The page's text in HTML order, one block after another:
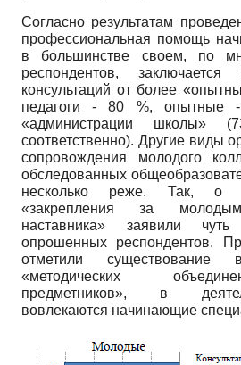
Согласно результатам
профессиональная помощь
в большинстве своем, по
респондентов,
консультаций от более
педагоги - 80 %,
«администрации
соответственно). Другие виды
сопровождения молодого
обследованных
несколько реже. Так, о
«закрепления за
наставника» заявили
опрошенных респондентов.
отметили
«методических
предметников», в
вовлекаются начинающие